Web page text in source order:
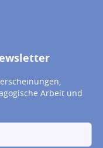
Arbeit und